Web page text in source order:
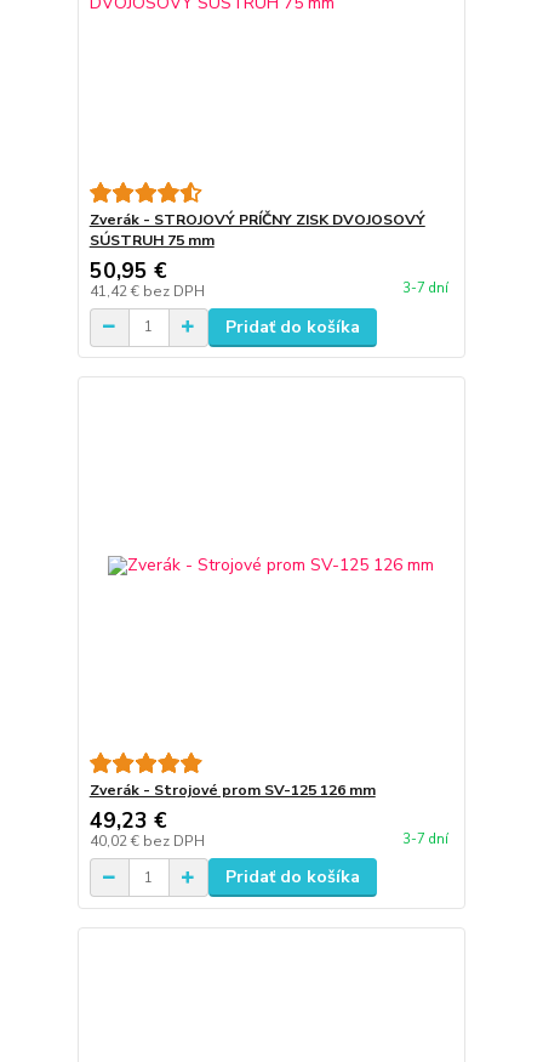
Zverák - STROJOVÝ PRÍČNY ZISK DVOJOSOVÝ
SÚSTRUH 75 mm
50,95 €
41,42 € bez DPH 3-7 dní
Pridať do košíka
Zverák - Strojové prom SV-125 126 mm
49,23 €
40,02 € bez DPH 3-7 dní
Pridať do košíka